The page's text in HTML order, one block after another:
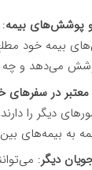
و پوشش‌های بیمه:
بیمه خود مطلع
می‌دهد و چه
معتبر در سفرهای
دیگر را
به بیمه‌های
دیگر: